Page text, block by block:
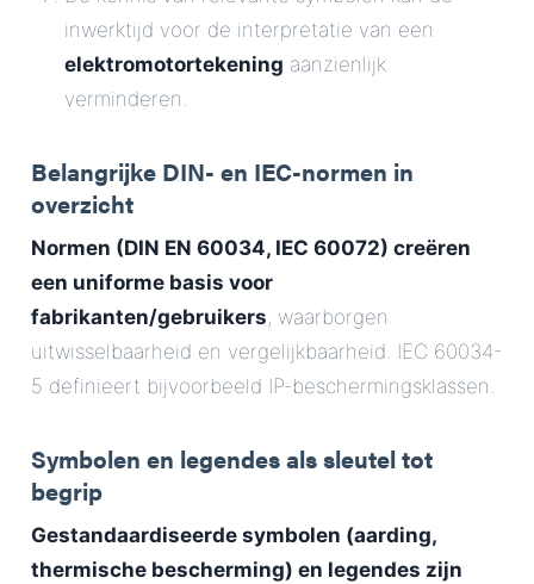
inwerktijd voor de interpretatie van een
elektromotortekening aanzienlijk
verminderen.
Belangrijke DIN- en IEC-normen in
overzicht
Normen (DIN EN 60034, IEC 60072) creëren
een uniforme basis voor
fabrikanten/gebruikers, waarborgen
uitwisselbaarheid en vergelijkbaarheid. IEC 60034-
5 definieert bijvoorbeeld IP-beschermingsklassen.
Symbolen en legendes als sleutel tot
begrip
Gestandaardiseerde symbolen (aarding,
thermische bescherming) en legendes zijn